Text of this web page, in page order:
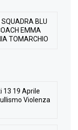
BLU
EMMA
TOMARCHIO
19 Aprile
Violenza